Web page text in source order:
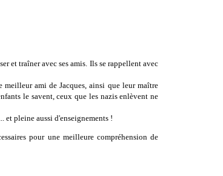
et traîner avec ses amis. Ils se rappellent avec
meilleur ami de Jacques, ainsi que leur maître
le savent, ceux que les nazis enlèvent ne
... et pleine aussi d'enseignements !
pour une meilleure compréhension de